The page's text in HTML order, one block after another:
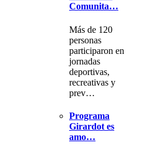
Comunita…
Más de 120
personas
participaron en
jornadas
deportivas,
recreativas y
prev…
Programa
Girardot es
amo…